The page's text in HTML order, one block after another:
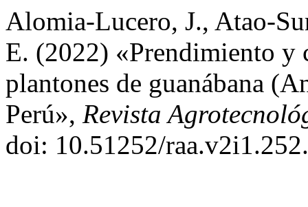
Alomia-Lucero, J., Atao-
E. (2022) «Prendimiento y
plantones de guanábana
Perú», Revista
doi: 10.51252/raa.v2i1.252.